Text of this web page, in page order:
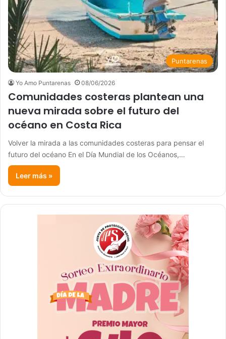
Puntarenas
Yo Amo Puntarenas 08/06/2026
Comunidades costeras plantean una
nueva mirada sobre el futuro del
océano en Costa Rica
Volver la mirada a las comunidades costeras para pensar el
futuro del océano En el Día Mundial de los Océanos,…
Leer más »